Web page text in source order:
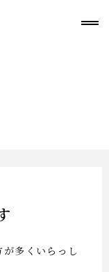
多くいらっし